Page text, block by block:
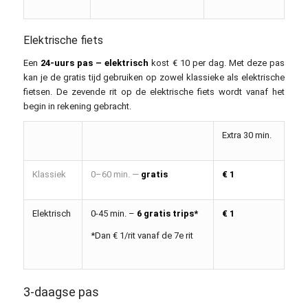
Elektrische fiets
Een 24-uurs pas – elektrisch kost € 10 per dag. Met deze pas
kan je de gratis tijd gebruiken op zowel klassieke als elektrische
fietsen. De zevende rit op de elektrische fiets wordt vanaf het
begin in rekening gebracht.
Extra 30 min.
Klassiek 0–60 min. — gratis € 1
Elektrisch 0-45 min. – 6 gratis trips*
*Dan € 1/rit vanaf de 7e rit
€ 1
3-daagse pas